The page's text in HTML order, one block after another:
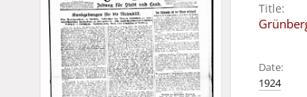
Title:
Date:
1924